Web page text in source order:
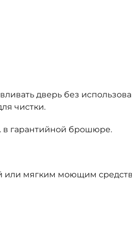
дверь без
чистки.
в гарантийной брошюре.
или мягким моющим